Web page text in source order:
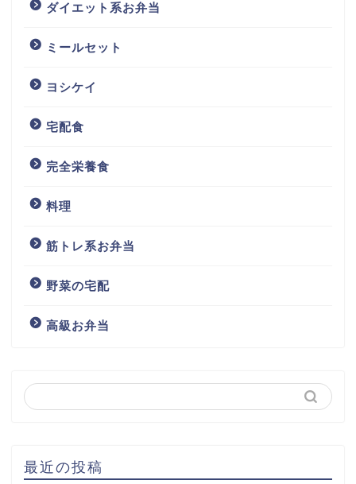
ダイエット系お弁当
ミールセット
ヨシケイ
宅配食
完全栄養食
料理
筋トレ系お弁当
野菜の宅配
高級お弁当
最近の投稿